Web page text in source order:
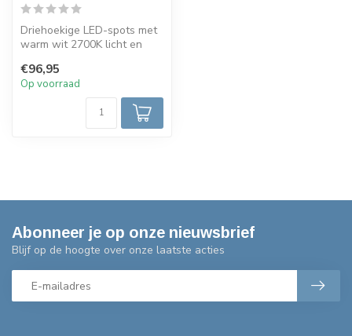
Driehoekige LED-spots met
warm wit 2700K licht en
Verkri...
€96,95
Op voorraad
Abonneer je op onze nieuwsbrief
Blijf op de hoogte over onze laatste acties